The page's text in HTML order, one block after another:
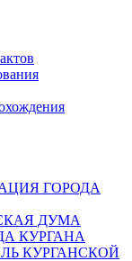
ГОРОДА
ДУМА
КУРГАНА
КУРГАНСКОЙ